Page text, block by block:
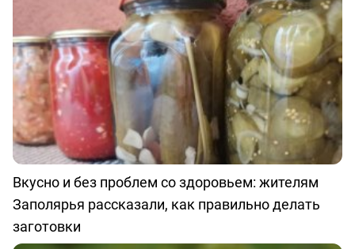
Вкусно и без проблем со здоровьем: жителям
Заполярья рассказали, как правильно делать
заготовки